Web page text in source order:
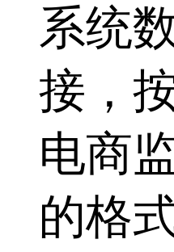
系统
接，
电商
的格